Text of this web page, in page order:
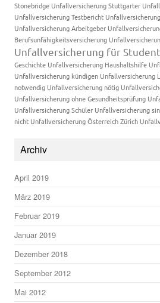
Stonebridge UnfallversicherungStuttgarter
UnfallversicherungTestbericht Unfallversicherung
Unfallversicherung Arbeitgeber
Berufsunfähigkeitsversicherung
Unfallversicherung für
Geschichte Unfallversicherung Haushaltshilfe
Unfallversicherung kündigen Unfallversicherung
notwendig Unfallversicherung nötig
Unfallversicherung ohne Gesundheitsprüfung
Unfallversicherung Schüler Unfallversicherung
nicht Unfallversicherung ÖsterreichZürich
Archiv
April 2019
März 2019
Februar 2019
Januar 2019
Dezember 2018
September 2012
Mai 2012